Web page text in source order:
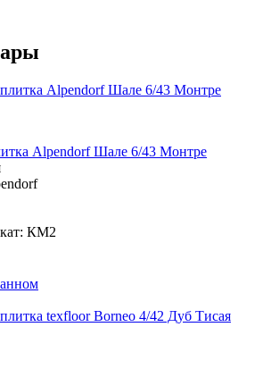
Alpendorf Шале 6/43 Монтре
КМ2